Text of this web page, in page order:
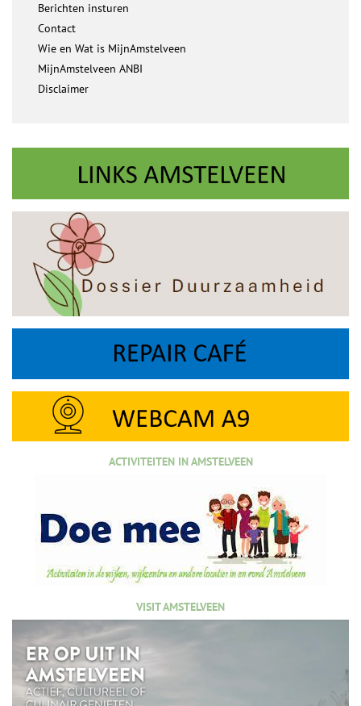
Berichten insturen
Contact
Wie en Wat is MijnAmstelveen
MijnAmstelveen ANBI
Disclaimer
ACTIVITEITEN IN AMSTELVEEN
VISIT AMSTELVEEN